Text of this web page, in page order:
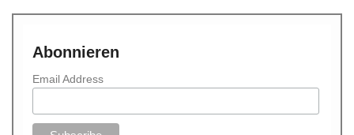
Abonnieren
Email Address